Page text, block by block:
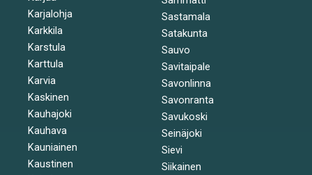
Karjalohja
Karkkila
Karstula
Karttula
Karvia
Kaskinen
Kauhajoki
Kauhava
Kauniainen
Kaustinen
Sastamala
Satakunta
Sauvo
Savitaipale
Savonlinna
Savonranta
Savukoski
Seinäjoki
Sievi
Siikainen